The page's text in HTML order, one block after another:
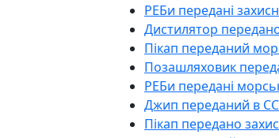
РЕБи передані
Дистилятор
Пікап переданий
Позашляховик
РЕБи передані
Джип переданий в
Пікап передано